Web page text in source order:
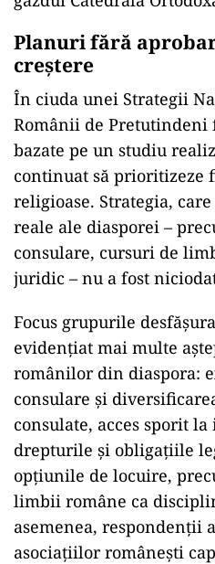
Planuri fără
creștere
În ciuda unei Strategii
Românii de Pretutindeni
bazate pe un studiu
continuat să prioritizeze
religioase. Strategia,
reale ale diasporei –
consulare, cursuri de
juridic – nu a fost
Focus grupurile
evidențiat mai multe
românilor din diaspora:
consulare și
consulate, acces sporit
drepturile și obligațiile
opțiunile de locuire,
limbii române ca
asemenea, respondenții
asociațiilor românești